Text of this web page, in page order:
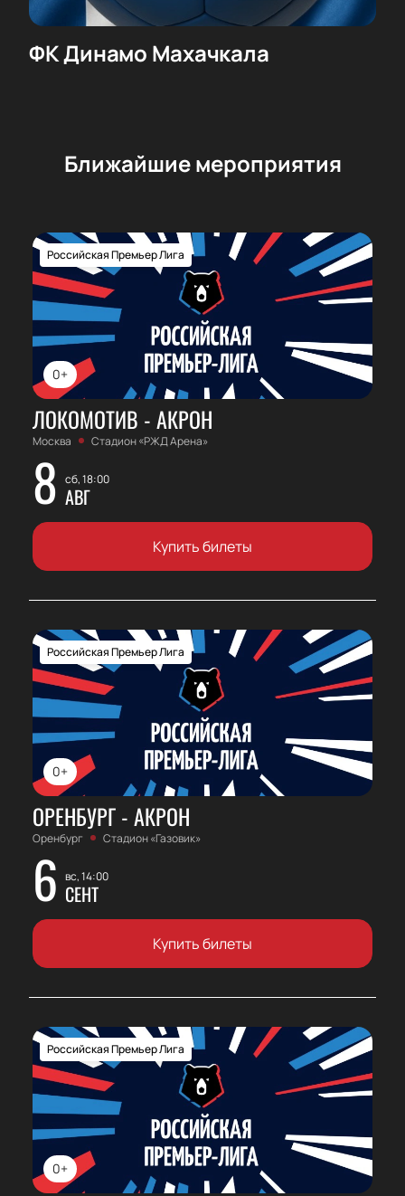
ФК Динамо Махачкала
Ближайшие мероприятия
0+
Российская Премьер Лига
ЛОКОМОТИВ - АКРОН
Москва Стадион «РЖД Арена»
8 сб, 18:00
АВГ
Купить билеты
0+
Российская Премьер Лига
ОРЕНБУРГ - АКРОН
Оренбург Стадион «Газовик»
6 вс, 14:00
СЕНТ
Купить билеты
0+
Российская Премьер Лига